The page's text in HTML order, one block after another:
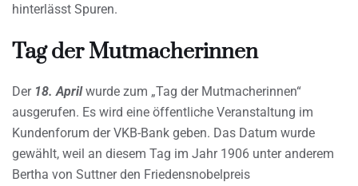
hinterlässt Spuren.
Tag der Mutmacherinnen
Der 18. Aprilwurde zum „Tag der Mutmacherinnen“
ausgerufen. Es wird eine öffentliche Veranstaltung im
Kundenforum der VKB-Bank geben. Das Datum wurde
gewählt, weil an diesem Tag im Jahr 1906 unter anderem
Bertha von Suttner den Friedensnobelpreis